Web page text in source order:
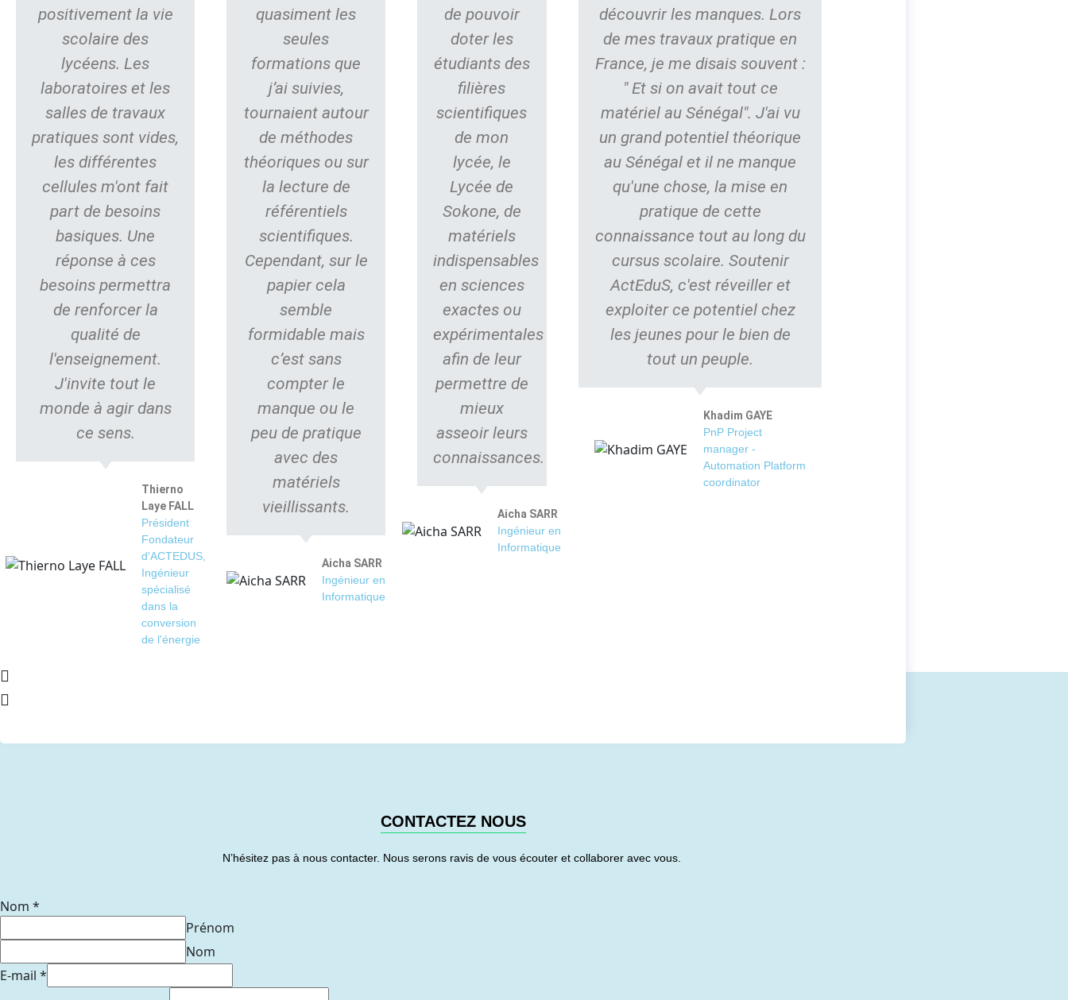
positivement la vie
scolaire des
lycéens. Les
laboratoires et les
salles de travaux
pratiques sont vides,
les différentes
cellules m'ont fait
part de besoins
basiques. Une
réponse à ces
besoins permettra
de renforcer la
qualité de
l'enseignement.
J'invite tout le
monde à agir dans
ce sens.
Thierno
Laye FALL
Président
Fondateur
d'ACTEDUS,
Ingénieur
spécialisé
dans la
conversion
de l'énergie
quasiment les
seules
formations que
j’ai suivies,
tournaient autour
de méthodes
théoriques ou sur
la lecture de
référentiels
scientifiques.
Cependant, sur le
papier cela
semble
formidable mais
c’est sans
compter le
manque ou le
peu de pratique
avec des
matériels
vieillissants.
Aicha SARR
Ingénieur en
Informatique
de pouvoir
doter les
étudiants des
filières
scientifiques
de mon
lycée, le
Lycée de
Sokone, de
matériels
indispensables
en sciences
exactes ou
expérimentales
afin de leur
permettre de
mieux
asseoir leurs
connaissances.
Aicha SARR
Ingénieur en
Informatique
découvrir les manques. Lors
de mes travaux pratique en
France, je me disais souvent :
" Et si on avait tout ce
matériel au Sénégal". J'ai vu
un grand potentiel théorique
au Sénégal et il ne manque
qu'une chose, la mise en
pratique de cette
connaissance tout au long du
cursus scolaire. Soutenir
ActEduS, c'est réveiller et
exploiter ce potentiel chez
les jeunes pour le bien de
tout un peuple.
Khadim GAYE
PnP Project
manager -
Automation Platform
coordinator
CONTACTEZ NOUS
N’hésitez pas à nous contacter. Nous serons ravis de vous écouter et collaborer avec vous.
Nom *
Prénom
Nom
E-mail *